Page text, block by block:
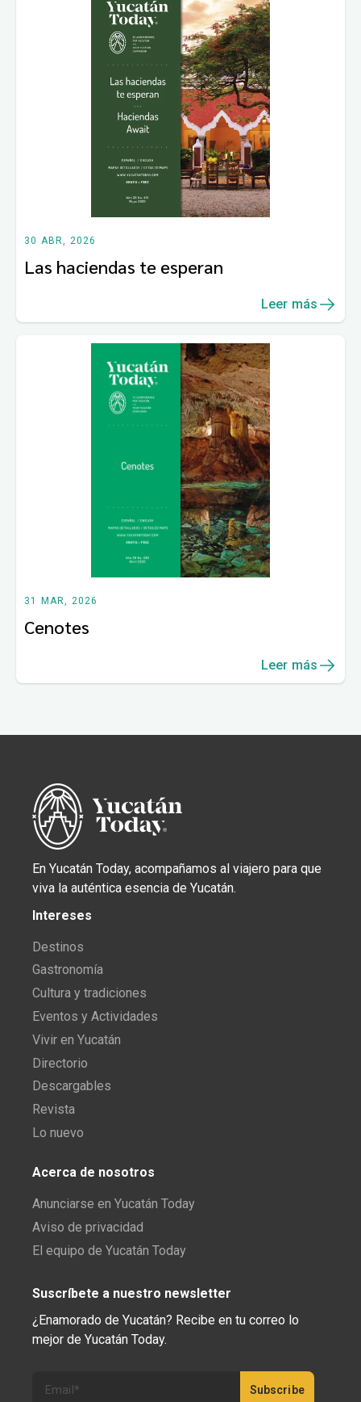
30 ABR, 2026
Las haciendas te esperan
Leer más
31 MAR, 2026
Cenotes
Leer más
En Yucatán Today, acompañamos al viajero para que
viva la auténtica esencia de Yucatán.
Intereses
Destinos
Gastronomía
Cultura y tradiciones
Eventos y Actividades
Vivir en Yucatán
Directorio
Descargables
Revista
Lo nuevo
Acerca de nosotros
Anunciarse en Yucatán Today
Aviso de privacidad
El equipo de Yucatán Today
Suscríbete a nuestro newsletter
¿Enamorado de Yucatán? Recibe en tu correo lo
mejor de Yucatán Today.